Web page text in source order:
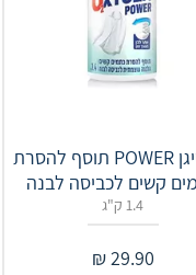
אוקסיגן POWER תוסף להסרת
קשים לכביסה לבנה
1.4 ק"ג
29.90
₪